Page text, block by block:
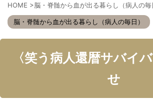
HOME >脳・脊髄から血が出る暮らし（病人の毎
脳・脊髄から血が出る暮らし（病人の毎日）
〈笑う病人還暦サバイ
せ